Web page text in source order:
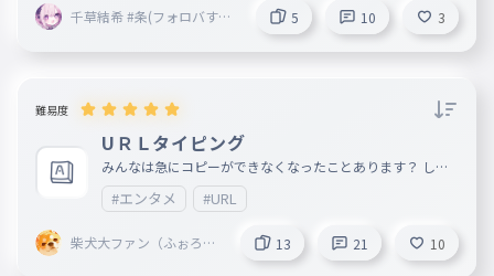
千草結希 #条(フォロバする)
5 10 3
難易度
UＲＬタイピング
みんなは急にコピーができなくなったことあります？ しば
ふぁんが文字のコピーができなくなったときは英語を地道に
１文字ずつ打っててめっちゃ大変だったｗ 【⚠️ここからよ
く読んで⚠️】 なんか入れてほしいURLあったらコメントで
言ってくれたら信用がある人（よほど変な人じゃない限りだ
いたいおけｗ） 宣伝URLも入れていいよー！ タイピングに
ある画像はそのURL共有してくれた人のAnkeyアカウントだ
#エンタメ #URL
柴犬大ファン（ふぉろば
13 21 10